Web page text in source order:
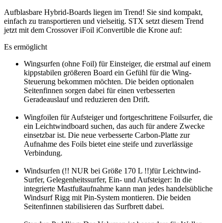
Aufblasbare Hybrid-Boards liegen im Trend! Sie sind kompakt,
einfach zu transportieren und vielseitig. STX setzt diesem Trend
jetzt mit dem Crossover iFoil iConvertible die Krone auf:
Es ermöglicht
Wingsurfen (ohne Foil) für Einsteiger, die erstmal auf einem
kippstabilen größeren Board ein Gefühl für die Wing-
Steuerung bekommen möchten. Die beiden optionalen
Seitenfinnen sorgen dabei für einen verbesserten
Geradeauslauf und reduzieren den Drift.
Wingfoilen für Aufsteiger und fortgeschrittene Foilsurfer, die
ein Leichtwindboard suchen, das auch für andere Zwecke
einsetzbar ist. Die neue verbesserte Carbon-Platte zur
Aufnahme des Foils bietet eine steife und zuverlässige
Verbindung.
Windsurfen (!! NUR bei Größe 170 L !!)für Leichtwind-
Surfer, Gelegenheitssurfer, Ein- und Aufsteiger: In die
integrierte Mastfußaufnahme kann man jedes handelsübliche
Windsurf Rigg mit Pin-System montieren. Die beiden
Seitenfinnen stabilisieren das Surfbrett dabei.